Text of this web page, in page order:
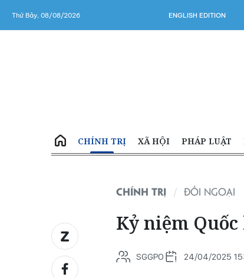
Thứ Bảy, 08/08/2026 ENGLISH EDITION
CHÍNH TRỊ XÃ HỘI PHÁP LUẬT
CHÍNH TRỊ ĐỐI NGOẠI
Kỷ niệm
SGGPO 24/04/2025